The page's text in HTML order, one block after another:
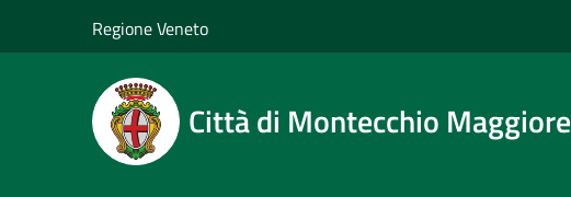
Regione Veneto
Città di Montecchio Maggiore